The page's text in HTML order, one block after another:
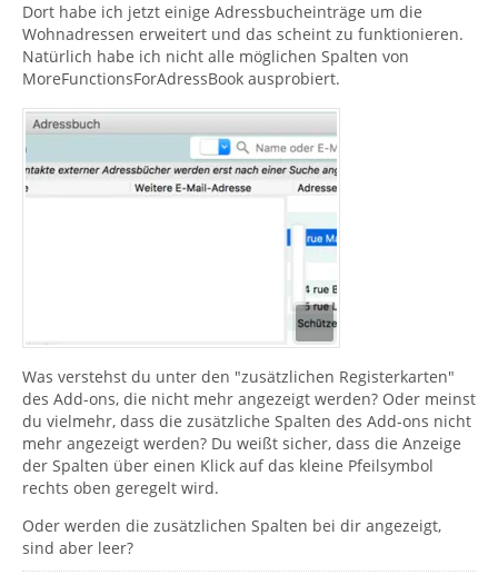
Dort habe ich jetzt einige Adressbucheinträge um die
Wohnadressen erweitert und das scheint zu funktionieren.
Natürlich habe ich nicht alle möglichen Spalten von
MoreFunctionsForAdressBook ausprobiert.
Was verstehst du unter den "zusätzlichen Registerkarten"
des Add-ons, die nicht mehr angezeigt werden? Oder meinst
du vielmehr, dass die zusätzliche Spalten des Add-ons nicht
mehr angezeigt werden? Du weißt sicher, dass die Anzeige
der Spalten über einen Klick auf das kleine Pfeilsymbol
rechts oben geregelt wird.
Oder werden die zusätzlichen Spalten bei dir angezeigt,
sind aber leer?